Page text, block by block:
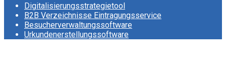
Digitalisierungsstrategietool
B2B Verzeichnisse Eintragungsservice
Besucherverwaltungssoftware
Urkundenerstellungssoftware